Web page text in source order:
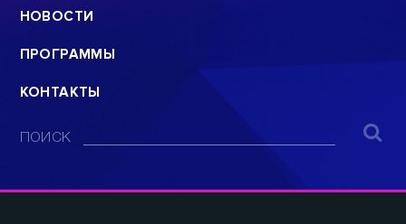
НОВОСТИ
ПРОГРАММЫ
КОНТАКТЫ
ПОИСК